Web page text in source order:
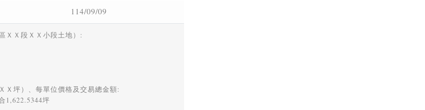
114/09/09
ＸＸ段ＸＸ小段土地）:
Ｘ坪）、每單位價格及交易總金額:
1,622.5344坪